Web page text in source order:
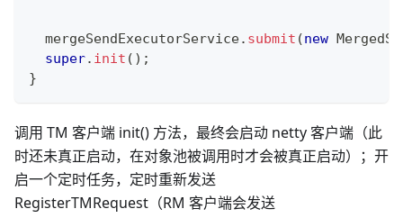
  mergeSendExecutorService
. submit (new
super. init ( ) ;
}
调用 TM 客户端 init() 方法，最终会启动 netty 客户端（此
时还未真正启动，在对象池被调用时才会被真正启动）；开
启一个定时任务，定时重新发送
RegisterTMRequest（RM 客户端会发送